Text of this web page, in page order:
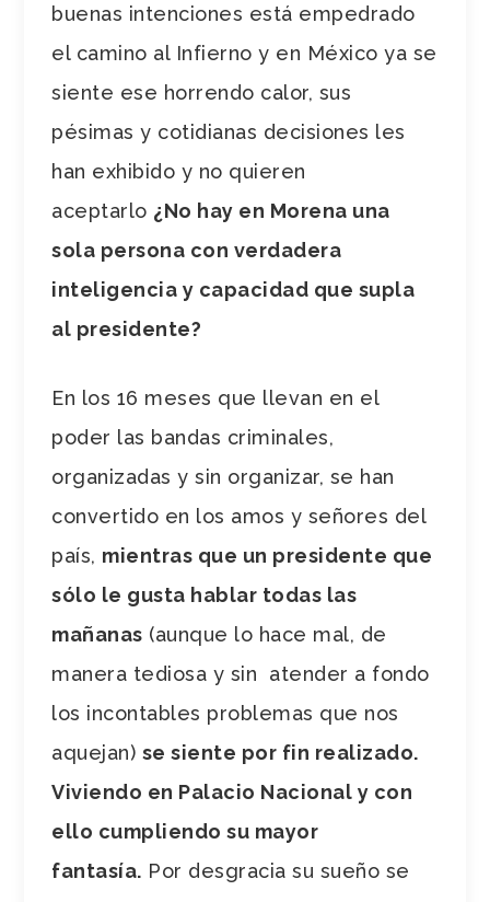
buenas intenciones está empedrado
el camino al Infierno y en México ya se
siente ese horrendo calor, sus
pésimas y cotidianas decisiones les
han exhibido y no quieren
aceptarlo ¿No hay en Morena una
sola persona con verdadera
inteligencia y capacidad que supla
al presidente?
En los 16 meses que llevan en el
poder las bandas criminales,
organizadas y sin organizar, se han
convertido en los amos y señores del
país, mientras que un presidente que
sólo le gusta hablar todas las
mañanas (aunque lo hace mal, de
manera tediosa y sin atender a fondo
los incontables problemas que nos
aquejan) se siente por fin realizado.
Viviendo en Palacio Nacional y con
ello cumpliendo su mayor
fantasía. Por desgracia su sueño se